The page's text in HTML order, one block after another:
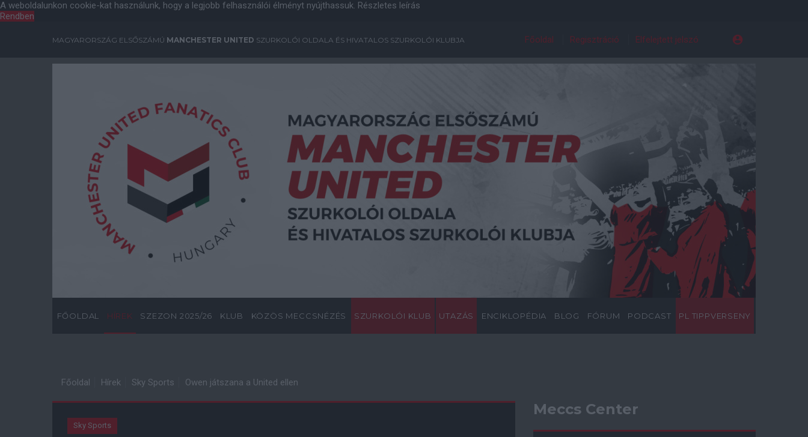
A weboldalunkon cookie-kat használunk, hogy a legjobb felhasználói élményt nyújthassuk. Részletes leírás
Rendben
MAGYARORSZÁG ELSŐSZÁMÚ MANCHESTER UNITED SZURKOLÓI OLDALA ÉS HIVATALOS SZURKOLÓI KLUBJA Főoldal Regisztráció Elfelejtett jelszó
FŐOLDAL HÍREK SZEZON 2025/26 KLUB KÖZÖS MECCSNÉZÉS SZURKOLÓI KLUB UTAZÁS ENCIKLOPÉDIA BLOG FÓRUM PODCAST PL TIPPVERSENY
Főoldal Hírek Sky Sports Owen játszana a United ellen
Sky Sports
Meccs Center